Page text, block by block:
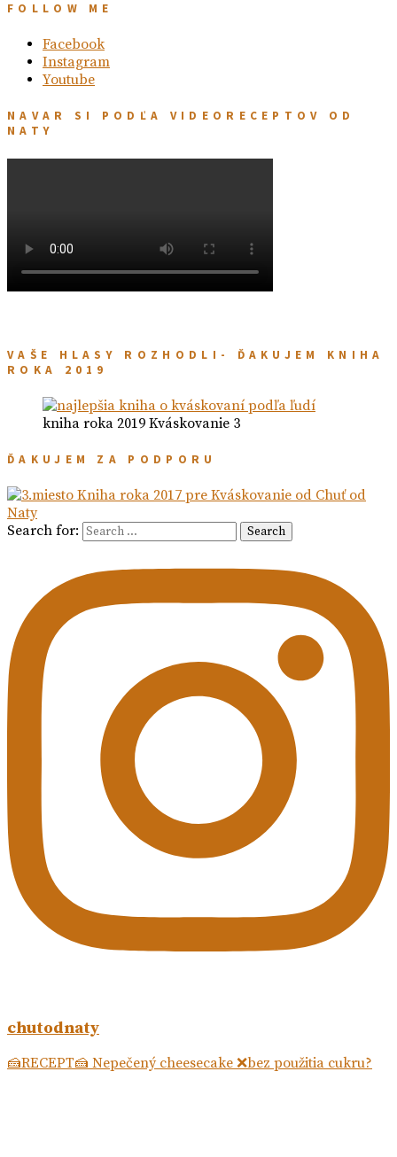
FOLLOW ME
Facebook
Instagram
Youtube
NAVAR SI PODĽA VIDEORECEPTOV OD
NATY
VAŠE HLASY ROZHODLI- ĎAKUJEM KNIHA
ROKA 2019
kniha roka 2019 Kváskovanie 3
ĎAKUJEM ZA PODPORU
Search for: Search
chutodnaty
🍰RECEPT🍰 Nepečený cheesecake ❌bez použitia cukru?